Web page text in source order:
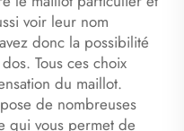
voir leur nom
donc la possibilité
Tous ces choix
du maillot.
de nombreuses
qui vous permet de